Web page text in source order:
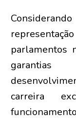
parlamentos
carreira